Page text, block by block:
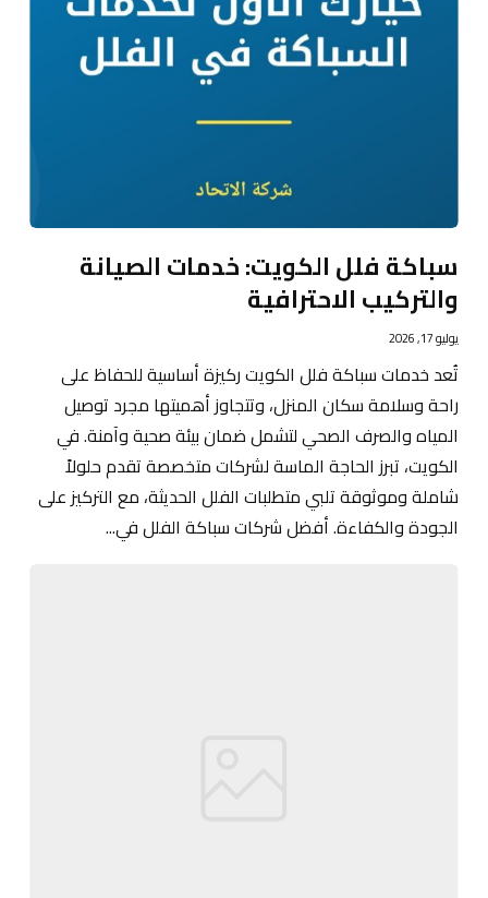
سباكة فلل الكويت: خدمات الصيانة
والتركيب الاحترافية
يوليو 17, 2026
تُعد خدمات سباكة فلل الكويت ركيزة أساسية للحفاظ على
راحة وسلامة سكان المنزل، وتتجاوز أهميتها مجرد توصيل
المياه والصرف الصحي لتشمل ضمان بيئة صحية وآمنة. في
الكويت، تبرز الحاجة الماسة لشركات متخصصة تقدم حلولاً
شاملة وموثوقة تلبي متطلبات الفلل الحديثة، مع التركيز على
الجودة والكفاءة. أفضل شركات سباكة الفلل في...